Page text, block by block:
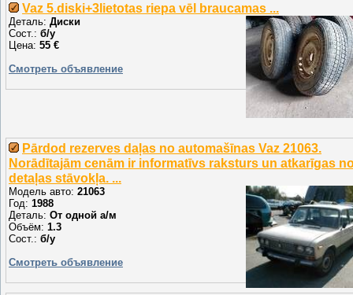
Vaz 5.diski+3lietotas riepa vēl braucamas ...
Деталь: Диски
Сост.: б/у
Цена: 55 €
Смотреть объявление
Pārdod rezerves daļas no automašīnas Vaz 21063.
Norādītajām cenām ir informatīvs raksturs un atkarīgas
detaļas stāvokļa. ...
Модель авто: 21063
Год: 1988
Деталь: От одной а/м
Объём: 1.3
Сост.: б/у
Смотреть объявление